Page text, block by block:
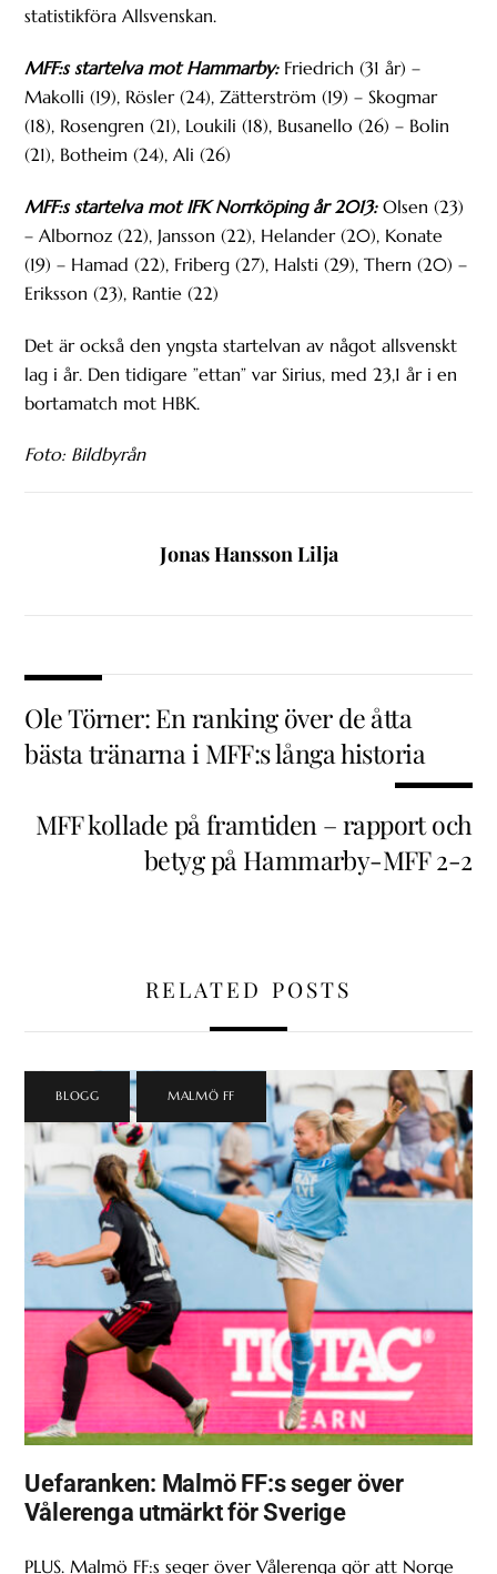
statistikföra Allsvenskan.
MFF:s startelva mot Hammarby: Friedrich (31 år) –
Makolli (19), Rösler (24), Zätterström (19) – Skogmar
(18), Rosengren (21), Loukili (18), Busanello (26) – Bolin
(21), Botheim (24), Ali (26)
MFF:s startelva mot IFK Norrköping år 2013: Olsen (23)
– Albornoz (22), Jansson (22), Helander (20), Konate
(19) – Hamad (22), Friberg (27), Halsti (29), Thern (20) –
Eriksson (23), Rantie (22)
Det är också den yngsta startelvan av något allsvenskt
lag i år. Den tidigare ”ettan” var Sirius, med 23,1 år i en
bortamatch mot HBK.
Foto: Bildbyrån
Jonas Hansson Lilja
Ole Törner: En ranking över de åtta
bästa tränarna i MFF:s långa historia
MFF kollade på framtiden – rapport och
betyg på Hammarby-MFF 2-2
RELATED POSTS
BLOGG MALMÖ FF
Uefaranken: Malmö FF:s seger över
Vålerenga utmärkt för Sverige
PLUS. Malmö FF:s seger över Vålerenga gör att Norge